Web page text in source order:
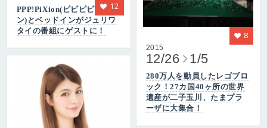
PPP!PiXion(ピピピピクショ
ン)とベッドインがジュリワ
タイの番組にゲストに！
12
2015
12/26 1/5
280万人を動員したレゴブロ
ック！27カ国40ヶ所の世界
遺産が二子玉川、たまプラ
ーザに大集合！
8